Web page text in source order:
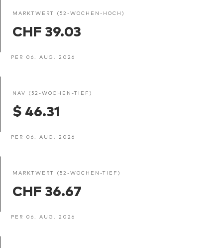
MARKTWERT (52-WOCHEN-HOCH)
CHF 39.03
PER 06. AUG. 2026
NAV (52-WOCHEN-TIEF)
$ 46.31
PER 06. AUG. 2026
MARKTWERT (52-WOCHEN-TIEF)
CHF 36.67
PER 06. AUG. 2026